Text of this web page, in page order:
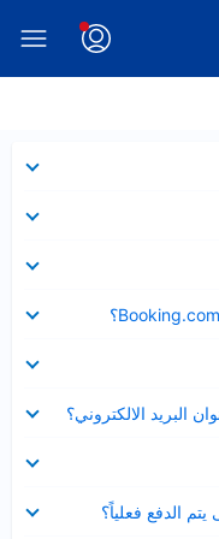
البريد الالكتروني؟
الدفع فعلياً؟